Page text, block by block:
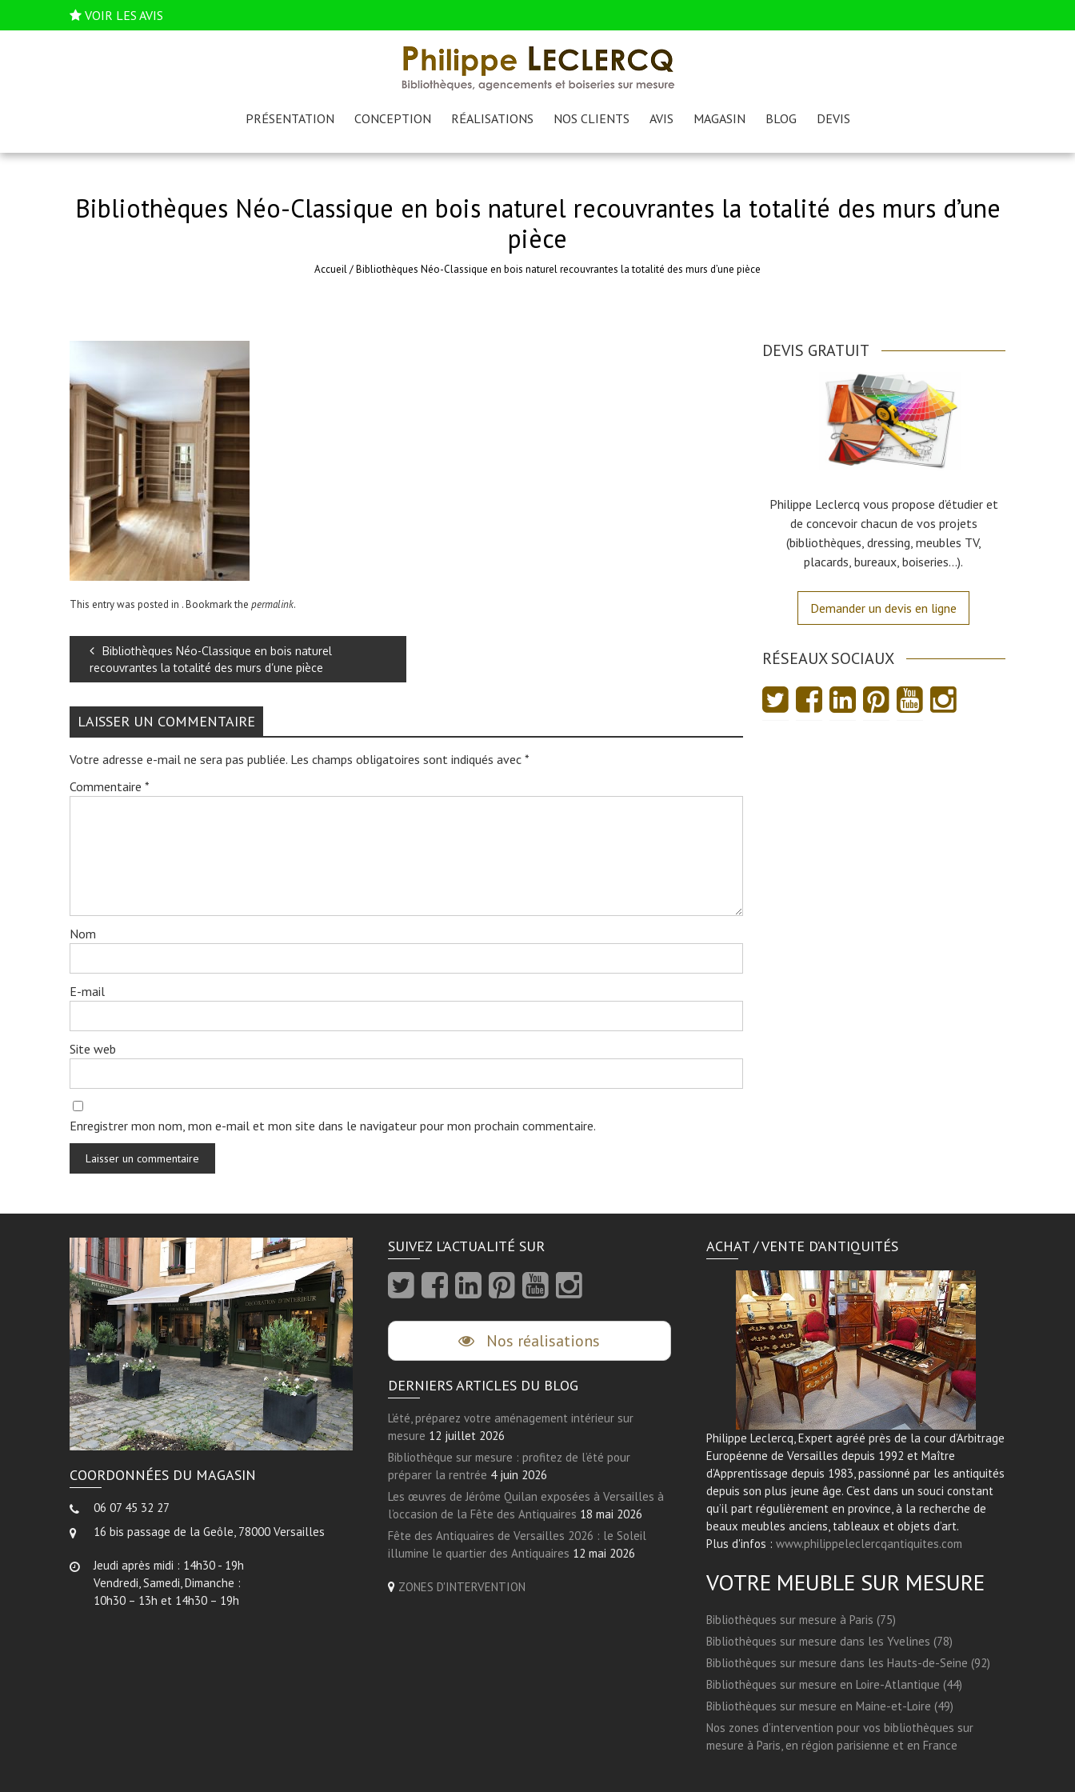
VOIR LES AVIS
PRÉSENTATION CONCEPTION RÉALISATIONS NOS CLIENTS AVIS MAGASIN BLOG DEVIS
Bibliothèques Néo-Classique en bois naturel recouvrantes la totalité des murs d’une
pièce
Accueil/Bibliothèques Néo-Classique en bois naturel recouvrantes la totalité des murs d’une pièce
This entry was posted in . Bookmark the permalink.
Bibliothèques Néo-Classique en bois naturel
recouvrantes la totalité des murs d’une pièce
LAISSER UN COMMENTAIRE
Votre adresse e-mail ne sera pas publiée. Les champs obligatoires sont indiqués avec *
Commentaire *
Nom
E-mail
Site web
Enregistrer mon nom, mon e-mail et mon site dans le navigateur pour mon prochain commentaire.
DEVIS GRATUIT
Philippe Leclercq vous propose d’étudier et
de concevoir chacun de vos projets
(bibliothèques, dressing, meubles TV,
placards, bureaux, boiseries…).
Demander un devis en ligne
RÉSEAUX SOCIAUX
COORDONNÉES DU MAGASIN
06 07 45 32 27
16 bis passage de la Geôle, 78000 Versailles
Jeudi après midi : 14h30 - 19h
Vendredi, Samedi, Dimanche :
10h30 – 13h et 14h30 – 19h
SUIVEZ L’ACTUALITÉ SUR
Nos réalisations
DERNIERS ARTICLES DU BLOG
L’été, préparez votre aménagement intérieur sur
mesure 12 juillet 2026
Bibliothèque sur mesure : profitez de l’été pour
préparer la rentrée 4 juin 2026
Les œuvres de Jérôme Quilan exposées à Versailles à
l’occasion de la Fête des Antiquaires 18 mai 2026
Fête des Antiquaires de Versailles 2026 : le Soleil
illumine le quartier des Antiquaires 12 mai 2026
ZONES D'INTERVENTION
ACHAT / VENTE D’ANTIQUITÉS
Philippe Leclercq, Expert agréé près de la cour d’Arbitrage
Européenne de Versailles depuis 1992 et Maître
d’Apprentissage depuis 1983, passionné par les antiquités
depuis son plus jeune âge. C’est dans un souci constant
qu’il part régulièrement en province, à la recherche de
beaux meubles anciens, tableaux et objets d’art.
Plus d'infos : www.philippeleclercqantiquites.com
VOTRE MEUBLE SUR MESURE
Bibliothèques sur mesure à Paris (75)
Bibliothèques sur mesure dans les Yvelines (78)
Bibliothèques sur mesure dans les Hauts-de-Seine (92)
Bibliothèques sur mesure en Loire-Atlantique (44)
Bibliothèques sur mesure en Maine-et-Loire (49)
Nos zones d’intervention pour vos bibliothèques sur
mesure à Paris, en région parisienne et en France